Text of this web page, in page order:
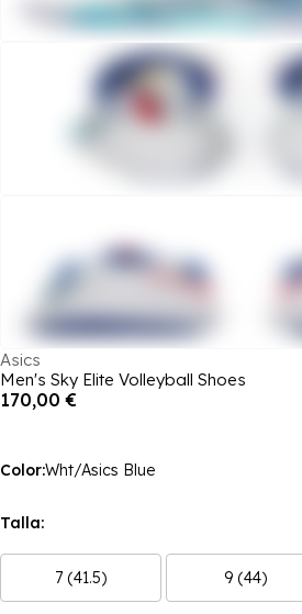
Asics
Men's Sky Elite Volleyball Shoes
170,00 €
Color:Wht/Asics Blue
Talla:
7 (41.5) 9 (44)